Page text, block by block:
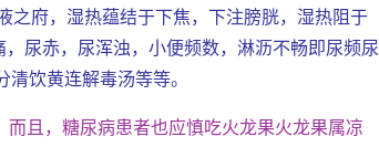
之府，湿热蕴结于下焦，下注膀胱，湿热阻于
尿赤，尿浑浊，小便频数，淋沥不畅即尿频尿
饮黄连解毒汤等等。
且，糖尿病患者也应慎吃火龙果火龙果属凉